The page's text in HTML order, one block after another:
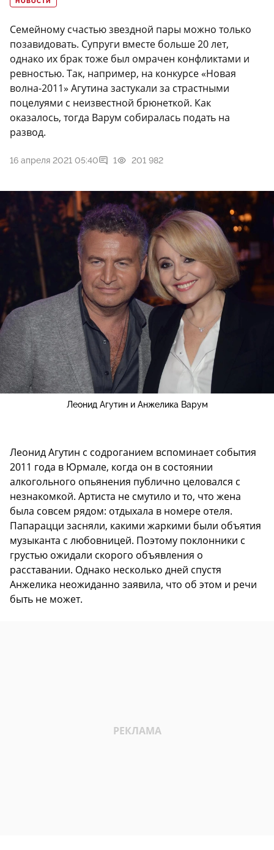
Семейному счастью звездной пары можно только
позавидовать. Супруги вместе больше 20 лет,
однако их брак тоже был омрачен конфликтами и
ревностью. Так, например, на конкурсе «Новая
волна-2011» Агутина застукали за страстными
поцелуями с неизвестной брюнеткой. Как
оказалось, тогда Варум собиралась подать на
развод.
16 апреля 2021 05:40 1 201 982
Леонид Агутин и Анжелика Варум
Леонид Агутин с содроганием вспоминает события
2011 года в Юрмале, когда он в состоянии
алкогольного опьянения публично целовался с
незнакомкой. Артиста не смутило и то, что жена
была совсем рядом: отдыхала в номере отеля.
Папарацци засняли, какими жаркими были объятия
музыканта с любовницей. Поэтому поклонники с
грустью ожидали скорого объявления о
расставании. Однако несколько дней спустя
Анжелика неожиданно заявила, что об этом и речи
быть не может.